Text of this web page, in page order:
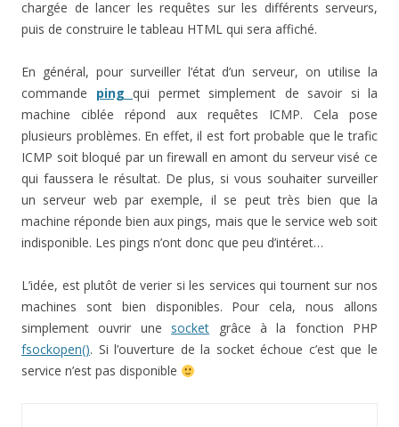
chargée de lancer les requêtes sur les différents serveurs,
puis de construire le tableau HTML qui sera affiché.
En général, pour surveiller l’état d’un serveur, on utilise la
commande ping qui permet simplement de savoir si la
machine ciblée répond aux requêtes ICMP. Cela pose
plusieurs problèmes. En effet, il est fort probable que le trafic
ICMP soit bloqué par un firewall en amont du serveur visé ce
qui faussera le résultat. De plus, si vous souhaiter surveiller
un serveur web par exemple, il se peut très bien que la
machine réponde bien aux pings, mais que le service web soit
indisponible. Les pings n’ont donc que peu d’intéret…
L’idée, est plutôt de verier si les services qui tournent sur nos
machines sont bien disponibles. Pour cela, nous allons
simplement ouvrir une socket grâce à la fonction PHP
fsockopen(). Si l’ouverture de la socket échoue c’est que le
service n’est pas disponible